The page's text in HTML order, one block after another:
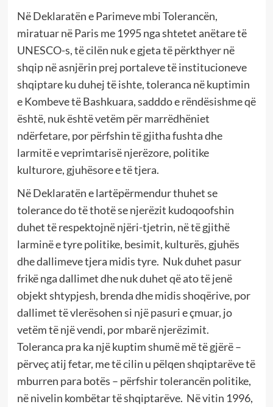
Në Deklaratën e Parimeve mbi Tolerancën,
miratuar në Paris me 1995 nga shtetet anëtare të
UNESCO-s, të cilën nuk e gjeta të përkthyer në
shqip në asnjërin prej portaleve të institucioneve
shqiptare ku duhej të ishte, toleranca në kuptimin
e Kombeve të Bashkuara, sadddo e rëndësishme që
është, nuk është vetëm për marrëdhëniet
ndërfetare, por përfshin të gjitha fushta dhe
larmitë e veprimtarisë njerëzore, politike
kulturore, gjuhësore e të tjera.
Në Deklaratën e lartëpërmendur thuhet se
tolerance do të thotë se njerëzit kudoqoofshin
duhet të respektojnë njëri-tjetrin, në të gjithë
larminë e tyre politike, besimit, kulturës, gjuhës
dhe dallimeve tjera midis tyre. Nuk duhet pasur
frikë nga dallimet dhe nuk duhet që ato të jenë
objekt shtypjesh, brenda dhe midis shoqërive, por
dallimet të vlerësohen si një pasuri e çmuar, jo
vetëm të një vendi, por mbarë njerëzimit.
Toleranca pra ka një kuptim shumë më të gjërë –
përveç atij fetar, me të cilin u pëlqen shqiptarëve të
mburren para botës – përfshir tolerancën politike,
në nivelin kombëtar të shqiptarëve. Në vitin 1996,